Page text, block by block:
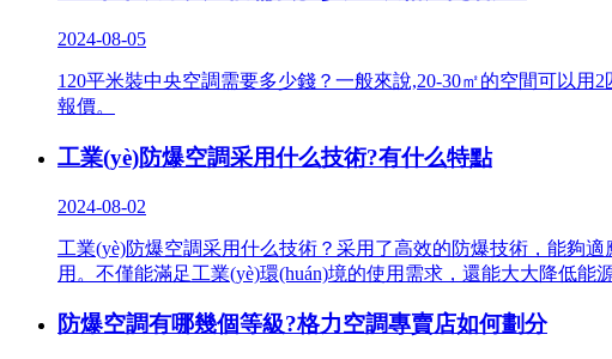
2024-08-05
120平米裝中央空調需要多少錢？一般來說,20-30㎡的空間可以用2匹
報價。
工業(yè)防爆空調采用什么技術?有什么特點
2024-08-02
工業(yè)防爆空調采用什么技術？采用了高效的防爆技術，能
用。不僅能滿足工業(yè)環(huán)境的使用需求，還能大大降低能
防爆空調有哪幾個等級?格力空調專賣店如何劃分